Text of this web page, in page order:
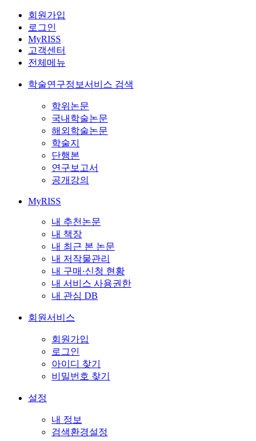
회원가입
로그인
MyRISS
고객센터
전체메뉴
학술연구정보서비스 검색
학위논문
국내학술논문
해외학술논문
학술지
단행본
연구보고서
공개강의
MyRISS
내 추천논문
내 책장
내 최근 본 논문
내 저작물관리
내 구매·신청 현황
내 서비스 사용권한
내 관심 DB
회원서비스
회원가입
로그인
아이디 찾기
비밀번호 찾기
설정
내 정보
검색환경설정